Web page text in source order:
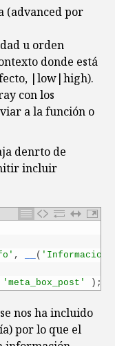
(advanced por
u orden
donde está
|low|high).
con los
a la función o
denrto de
incluir
, ( 'Informacion
'meta_box_post' ) ;
nos ha incluido
por lo que el